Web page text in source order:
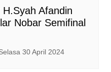
Afandin
Nobar Semifinal
30 April 2024